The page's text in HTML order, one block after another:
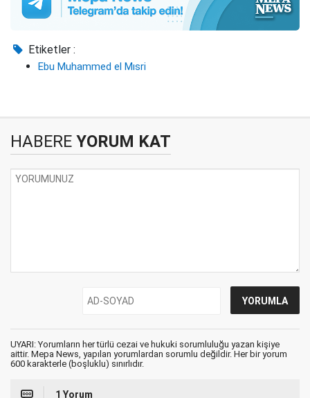
Etiketler :
Ebu Muhammed el Mısri
HABERE YORUM KAT
UYARI: Yorumların her türlü cezai ve hukuki sorumluluğu yazan kişiye
aittir. Mepa News, yapılan yorumlardan sorumlu değildir. Her bir yorum
600 karakterle (boşluklu) sınırlıdır.
1 Yorum